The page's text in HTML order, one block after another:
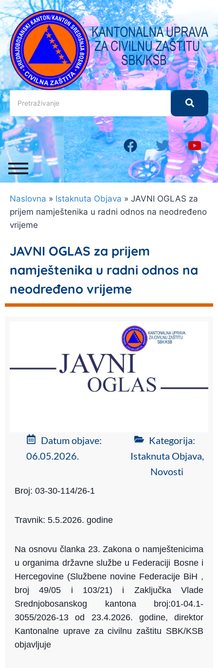
Naslovna » Istaknuta Objava » JAVNI OGLAS za
prijem namještenika u radni odnos na neodređeno
vrijeme
JAVNI OGLAS za prijem
namještenika u radni odnos na
neodređeno vrijeme
Datum objave:
06.05.2026.
Kategorija:
Istaknuta Objava,
Novosti
Broj: 03-30-114/26-1
Travnik: 5.5.2026. godine
Na osnovu članka 23. Zakona o namještenicima
u organima državne službe u Federaciji Bosne i
Hercegovine (Službene novine Federacije BiH ,
broj 49/05 i 103/21) i Zaključka Vlade
Srednjobosanskog kantona broj:01-04.1-
3055/2026-13 od 23.4.2026. godine, direktor
Kantonalne uprave za civilnu zaštitu SBK/KSB
objavljuje